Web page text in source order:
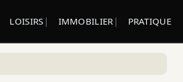
LOISIRS IMMOBILIER PRATIQUE